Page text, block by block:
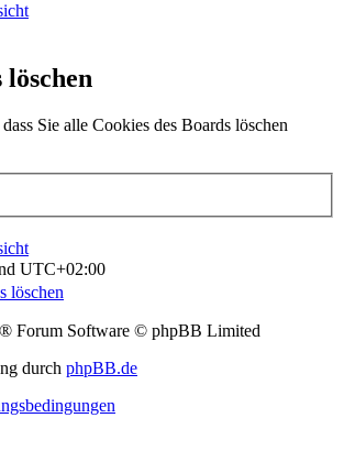
Sie alle Cookies des Boards löschen
UTC+02:00
löschen
® Forum Software © phpBB Limited
durch phpBB.de